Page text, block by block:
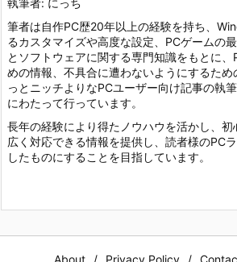
筆者は自作PC歴20年以上の経験を持ち、
るカスタマイズや高度な設定、PCゲームの
とソフトウェアに関する専門知識をもとに
めの情報、不具合に遭わないようにするため
っとニッチよりなPCユーザー向け記事の執
にわたって行っています。
長年の経験により得たノウハウを活かし、
広く対応できる情報を提供し、読者様のPC
したものにすることを目指しています。
About Privacy Policy